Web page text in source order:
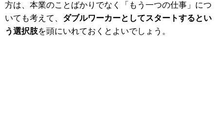
方は、本業のことばかりでなく「もう一つの仕事」につ
いても考えて、 ダブルワーカーとしてスタートするとい
う選択肢を頭にいれておくとよいでしょう。